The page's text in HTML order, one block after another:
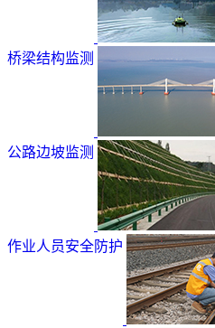
桥梁结构监测
公路边坡监测
作业人员安全防护